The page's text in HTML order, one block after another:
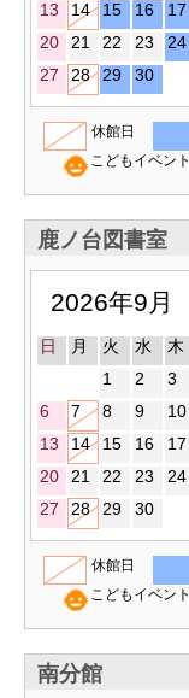
13
14 15 16 17
20
21 22 23 24
27
28 29 30
休館日
こどもイベント
鹿ノ台図書室
2026年9月
日 月 火 水 木
1
2 3
6
7 8 9 10
13
14 15 16 17
20
21 22 23 24
27
28 29 30
休館日
こどもイベント
南分館